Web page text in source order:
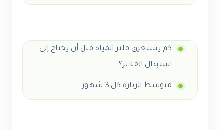
كم يستغرق فلتر المياه قبل أن يحتاج إلى
استبدال الفلاتر؟
متوسط الزيارة كل 3 شهور